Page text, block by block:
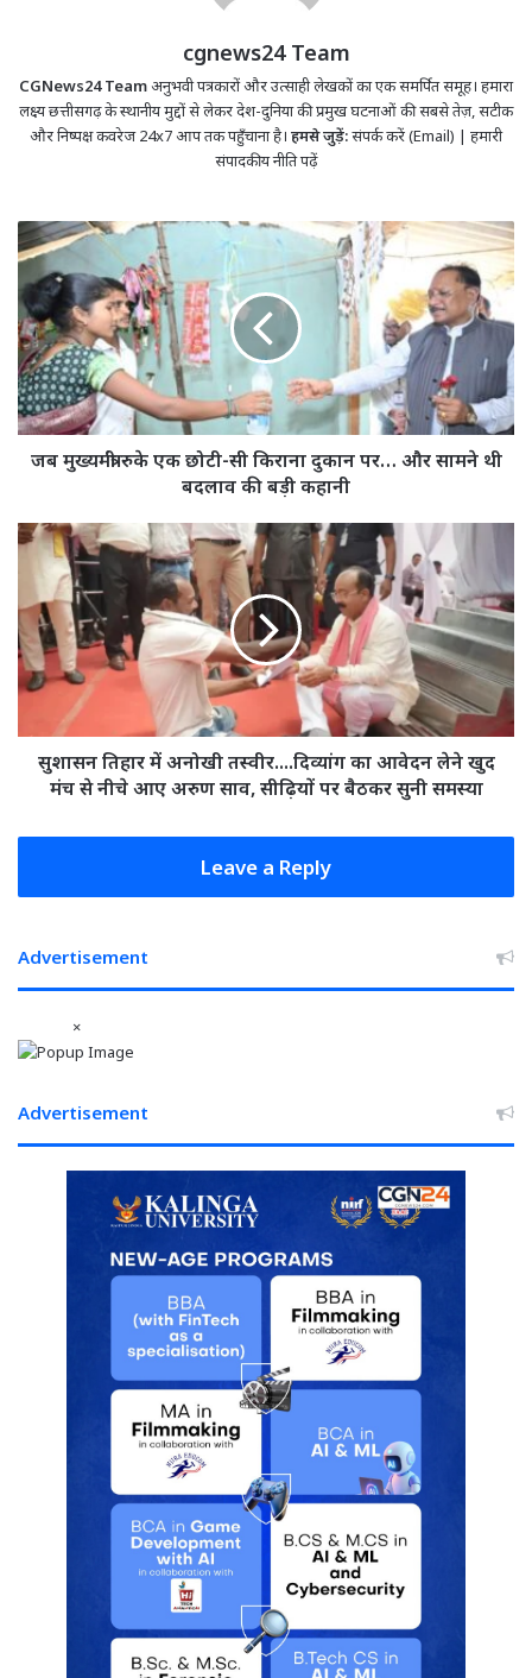
cgnews24 Team
CGNews24 Teamअनुभवी पत्रकारों और उत्साही लेखकों का एक समर्पित समूह। हमारा
लक्ष्य छत्तीसगढ़ के स्थानीय मुद्दों से लेकर देश-दुनिया की प्रमुख घटनाओं की सबसे तेज़, सटीक
और निष्पक्ष कवरेज 24x7 आप तक पहुँचाना है। हमसे जुड़ें:संपर्क करें (Email) | हमारी
संपादकीय नीति पढ़ें
जब
मुख्यमंत्री
रुके
एक
छोटी-
सी
किराना
दुकान
पर…
और
बदलाव
कहानी
जब मुख्यमंत्री रुके एक छोटी-सी किराना दुकान पर… और सामने थी
बदलाव की बड़ी कहानी
सुशासन
तिहार
अनोखी
तस्वीर....दिव्यांग
का
आवेदन
खुद
आए
बैठकर
सुनी
सुशासन तिहार में अनोखी तस्वीर....दिव्यांग का आवेदन लेने खुद
मंच से नीचे आए अरुण साव, सीढ़ियों पर बैठकर सुनी समस्या
Leave a Reply
Advertisement
×
Advertisement